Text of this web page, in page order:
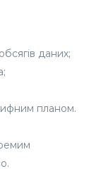
даних;
планом.